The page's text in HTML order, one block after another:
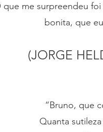
me surpreendeu
bonita, que
(JORGE
“Bruno, que
Quanta